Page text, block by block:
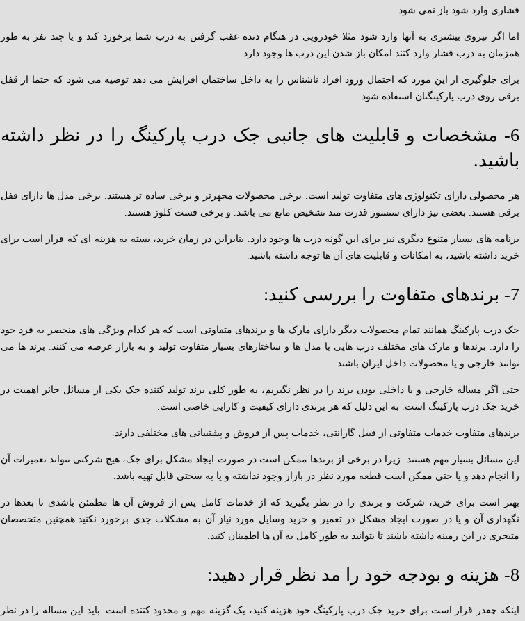
فشاری وارد شود باز نمی شود.
اما اگر نیروی بیشتری به آنها وارد شود مثلا خودرویی در هنگام دنده عقب گرفتن به درب شما برخورد کند و یا چند نفر به طور
همزمان به درب فشار وارد کنند امکان باز شدن این درب ها وجود دارد.
برای جلوگیری از این مورد که احتمال ورود افراد ناشناس را به داخل ساختمان افزایش می دهد توصیه می شود که حتما از قفل
برقی روی درب پارکینگتان استفاده شود.
6- مشخصات و قابلیت های جانبی جک درب پارکینگ را در نظر داشته
باشید.
هر محصولی دارای تکنولوژی های متفاوت تولید است. برخی محصولات مجهزتر و برخی ساده تر هستند. برخی مدل ها دارای قفل
برقی هستند. بعضی نیز دارای سنسور قدرت مند تشخیص مانع می باشد. و برخی فست کلوز هستند.
برنامه های بسیار متنوع دیگری نیز برای این گونه درب ها وجود دارد. بنابراین در زمان خرید، بسته به هزینه ای که قرار است برای
خرید داشته باشید، به امکانات و قابلیت های آن ها توجه داشته باشید.
7- برندهای متفاوت را بررسی کنید:
جک درب پارکینگ همانند تمام محصولات دیگر دارای مارک ها و برندهای متفاوتی است که هر کدام ویژگی های منحصر به فرد خود
را دارد. برندها و مارک های مختلف درب هایی با مدل ها و ساختارهای بسیار متفاوت تولید و به بازار عرضه می کنند. برند ها می
توانند خارجی و یا محصولات داخل ایران باشند.
حتی اگر مساله خارجی و یا داخلی بودن برند را در نظر نگیریم، به طور کلی برند تولید کننده جک یکی از مسائل حائز اهمیت در
خرید جک درب پارکینگ است. به این دلیل که هر برندی دارای کیفیت و کارایی خاصی است.
برندهای متفاوت خدمات متفاوتی از قبیل گارانتی، خدمات پس از فروش و پشتیبانی های مختلفی دارند.
این مسائل بسیار مهم هستند. زیرا در برخی از برندها ممکن است در صورت ایجاد مشکل برای جک، هیچ شرکتی نتواند تعمیرات آن
را انجام دهد و یا حتی ممکن است قطعه مورد نظر در بازار وجود نداشته و یا به سختی قابل تهیه باشد.
بهتر است برای خرید، شرکت و برندی را در نظر بگیرید که از خدمات کامل پس از فروش آن ها مطمئن باشدی تا بعدها در
نگهداری آن و یا در صورت ایجاد مشکل در تعمیر و خرید وسایل مورد نیاز آن به مشکلات جدی برخورد نکنید.همچنین متخصصان
متبحری در این زمینه داشته باشند تا بتوانید به طور کامل به آن ها اطمینان کنید.
8- هزینه و بودجه خود را مد نظر قرار دهید:
اینکه چقدر قرار است برای خرید جک درب پارکینگ خود هزینه کنید، یک گزینه مهم و محدود کننده است. باید این مساله را در نظر